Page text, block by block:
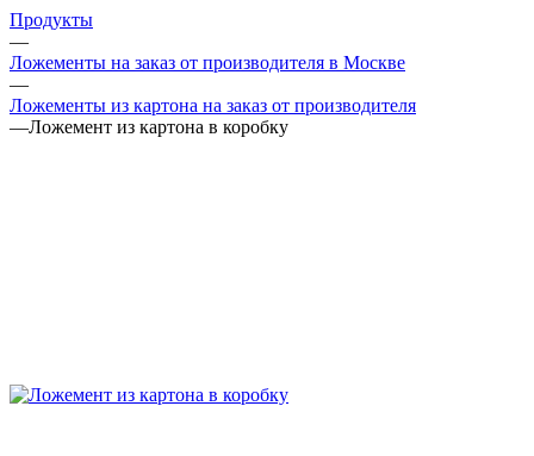
Продукты
—
Ложементы на заказ от производителя в Москве
—
Ложементы из картона на заказ от производителя
—Ложемент из картона в коробку